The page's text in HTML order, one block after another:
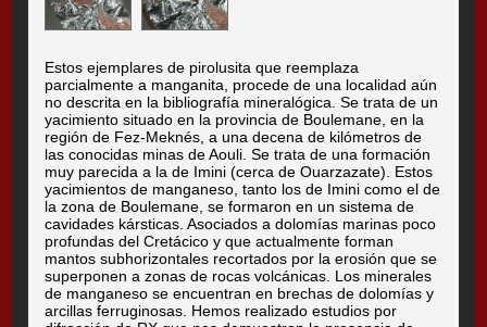
Estos ejemplares de pirolusita que reemplaza
parcialmente a manganita, procede de una localidad aún
no descrita en la bibliografía mineralógica. Se trata de un
yacimiento situado en la provincia de Boulemane, en la
región de Fez-Meknés, a una decena de kilómetros de
las conocidas minas de Aouli. Se trata de una formación
muy parecida a la de Imini (cerca de Ouarzazate). Estos
yacimientos de manganeso, tanto los de Imini como el de
la zona de Boulemane, se formaron en un sistema de
cavidades kársticas. Asociados a dolomías marinas poco
profundas del Cretácico y que actualmente forman
mantos subhorizontales recortados por la erosión que se
superponen a zonas de rocas volcánicas. Los minerales
de manganeso se encuentran en brechas de dolomías y
arcillas ferruginosas. Hemos realizado estudios por